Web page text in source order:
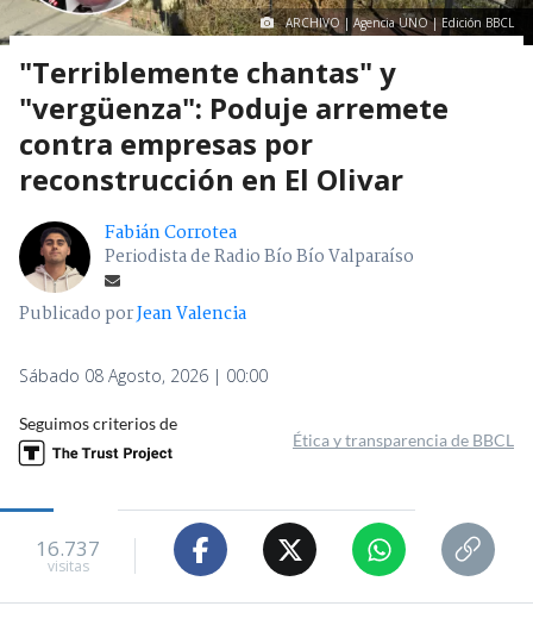
ARCHIVO | Agencia UNO | Edición BBCL
"Terriblemente chantas" y
"vergüenza": Poduje arremete
contra empresas por
reconstrucción en El Olivar
Fabián Corrotea
Periodista de Radio Bío Bío Valparaíso
Publicado porJean Valencia
Sábado 08 Agosto, 2026 | 00:00
Seguimos criterios de
Ética y transparencia de BBCL
16.737
visitas